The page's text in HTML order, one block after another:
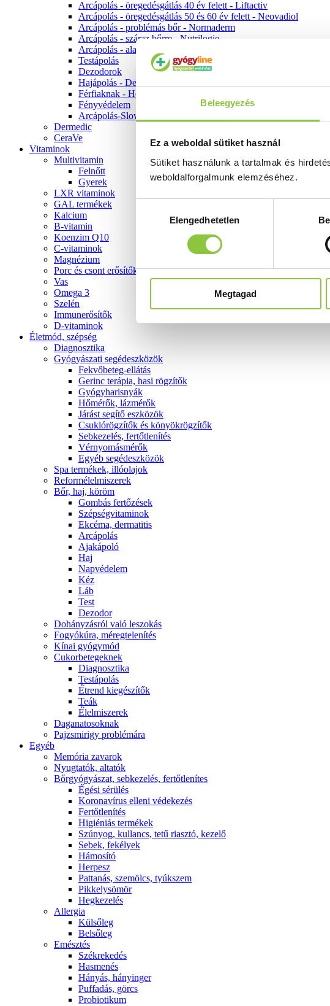
Beleegyezés
Ez a weboldal sütiket használ
Sütiket használunk a tartalmak és
weboldalforgalmunk elemzéséhez.
kiválasztásaElengedhetetlen
Megtagad
Arcápolás - öregedésgátlás 40 év felett - Liftactiv
Arcápolás - öregedésgátlás 50 és 60 év felett - Neovadiol
Arcápolás - problémás bőr - Normaderm
Arcápolás - száraz bőrre - Nutrilogie
Arcápolás - alapozók
Testápolás
Dezodorok
Hajápolás - Dercos
Férfiaknak - Homme
Fényvédelem
Arcápolás-Slow Age
Dermedic
CeraVe
Vitaminok
Multivitamin
Felnőtt
Gyerek
LXR vitaminok
GAL termékek
Kalcium
B-vitamin
Koenzim Q10
C-vitaminok
Magnézium
Porc és csont erősítők
Vas
Omega 3
Szelén
Immunerősítők
D-vitaminok
Életmód, szépség
Diagnosztika
Gyógyászati segédeszközök
Fekvőbeteg-ellátás
Gerinc terápia, hasi rögzítők
Gyógyharisnyák
Hőmérők, lázmérők
Járást segítő eszközök
Csuklórögzítők és könyökrögzítők
Sebkezelés, fertőtlenítés
Vérnyomásmérők
Egyéb segédeszközök
Spa termékek, illóolajok
Reformélelmiszerek
Bőr, haj, köröm
Gombás fertőzések
Szépségvitaminok
Ekcéma, dermatitis
Arcápolás
Ajakápoló
Haj
Napvédelem
Kéz
Láb
Test
Dezodor
Dohányzásról való leszokás
Fogyókúra, méregtelenítés
Kínai gyógymód
Cukorbetegeknek
Diagnosztika
Testápolás
É́trend kiegészítők
Teák
É́lelmiszerek
Daganatosoknak
Pajzsmirigy problémára
Egyéb
Memória zavarok
Nyugtatók, altatók
Bőrgyógyászat, sebkezelés, fertőtlenítes
É́gési sérülés
Koronavírus elleni védekezés
Fertőtlenítés
Higiéniás termékek
Szúnyog, kullancs, tetű riasztó, kezelő
Sebek, fekélyek
Hámosító
Herpesz
Pattanás, szemölcs, tyúkszem
Pikkelysömör
Hegkezelés
Allergia
Külsőleg
Belsőleg
Emésztés
Székrekedés
Hasmenés
Hányás, hányinger
Puffadás, görcs
Probiotikum